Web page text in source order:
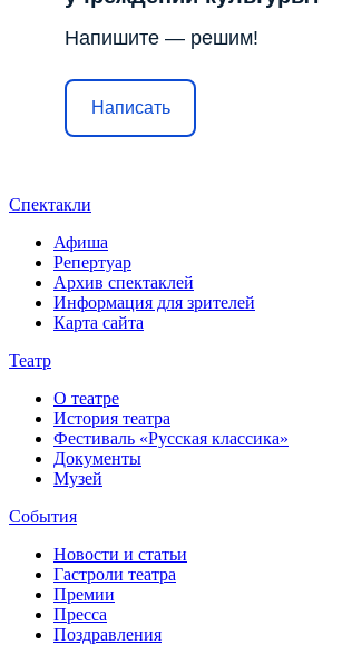
Напишите — решим!
Написать
Спектакли
Афиша
Репертуар
Архив спектаклей
Информация для зрителей
Карта сайта
Театр
О театре
История театра
Фестиваль «Русская классика»
Документы
Музей
События
Новости и статьи
Гастроли театра
Премии
Пресса
Поздравления